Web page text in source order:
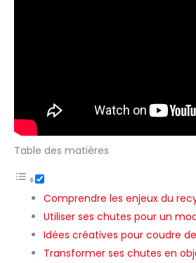
Table des matières
Comprendre les enjeux du
Utiliser ses chutes pour un
Idées créatives pour coudre
Transformer ses chutes en